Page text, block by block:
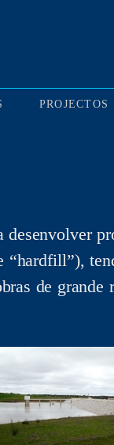
PROJECTOS
“hardfill”),
de grande